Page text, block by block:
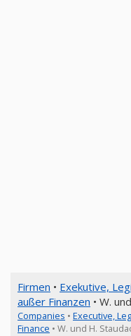
Firmen • Exekutive,
außer Finanzen • W.
Companies • Executive,
Finance • W. und H.